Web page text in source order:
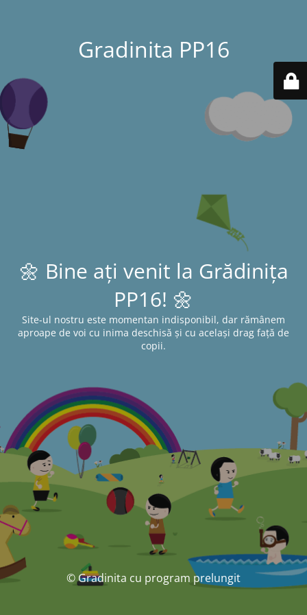
Gradinita PP16
🌼 Bine ați venit la Grădinița
PP16! 🌼
Site-ul nostru este momentan indisponibil, dar rămânem
aproape de voi cu inima deschisă și cu același drag față de
copii.
© Gradinita cu program prelungit